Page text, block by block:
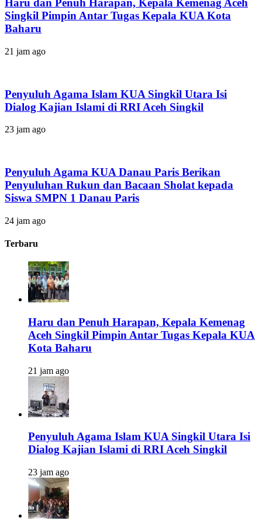
Haru dan Penuh Harapan, Kepala Kemenag Aceh
Singkil Pimpin Antar Tugas Kepala KUA Kota
Baharu
21 jam ago
Penyuluh Agama Islam KUA Singkil Utara Isi
Dialog Kajian Islami di RRI Aceh Singkil
23 jam ago
Penyuluh Agama KUA Danau Paris Berikan
Penyuluhan Rukun dan Bacaan Sholat kepada
Siswa SMPN 1 Danau Paris
24 jam ago
Terbaru
Haru dan Penuh Harapan, Kepala Kemenag
Aceh Singkil Pimpin Antar Tugas Kepala KUA
Kota Baharu
21 jam ago
Penyuluh Agama Islam KUA Singkil Utara Isi
Dialog Kajian Islami di RRI Aceh Singkil
23 jam ago